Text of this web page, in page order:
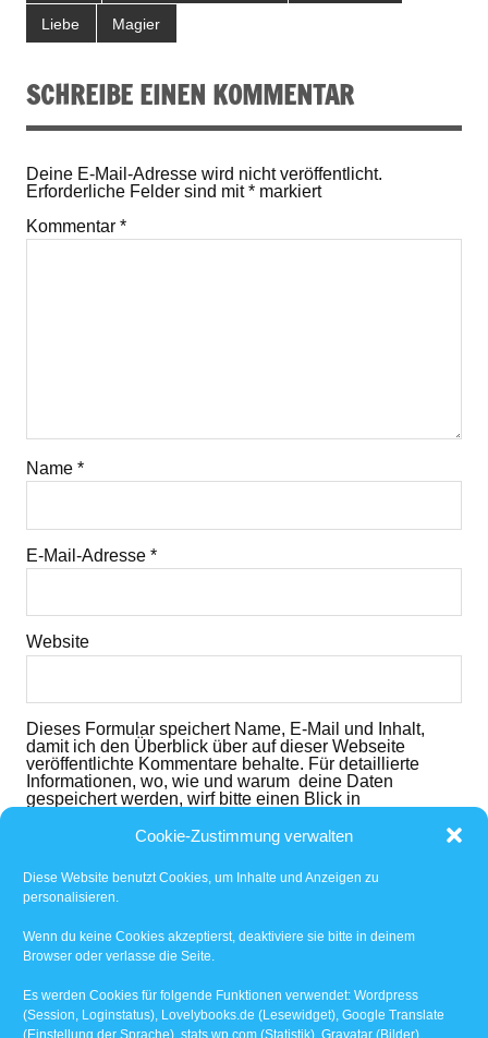
Cookie-Zustimmung verwalten
Diese Website benutzt Cookies, um Inhalte und Anzeigen zu
personalisieren.
Wenn du keine Cookies akzeptierst, deaktiviere sie bitte in deinem
Browser oder verlasse die Seite.
Es werden Cookies für folgende Funktionen verwendet: Wordpress
(Session, Loginstatus), Lovelybooks.de (Lesewidget), Google Translate
(Einstellung der Sprache), stats.wp.com (Statistik), Gravatar (Bilder)
Liebe Magier
SCHREIBE EINEN KOMMENTAR
Deine E-Mail-Adresse wird nicht veröffentlicht.
Erforderliche Felder sind mit* markiert
Kommentar *
Name *
E-Mail-Adresse *
Website
Dieses Formular speichert Name, E-Mail und Inhalt,
damit ich den Überblick über auf dieser Webseite
veröffentlichte Kommentare behalte. Für detaillierte
Informationen, wo, wie und warum deine Daten
gespeichert werden, wirf bitte einen Blick in
Button nimmst du diese zur Kenntnis und akzeptierst
Ich habe die Datenschutzerklärung
gelesen und
akzeptiert.*
via E-Mail.